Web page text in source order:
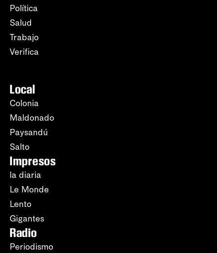
Política
Salud
Trabajo
Verifica
Local
Colonia
Maldonado
Paysandú
Salto
Impresos
la diaria
Le Monde
Lento
Gigantes
Radio
Periodismo